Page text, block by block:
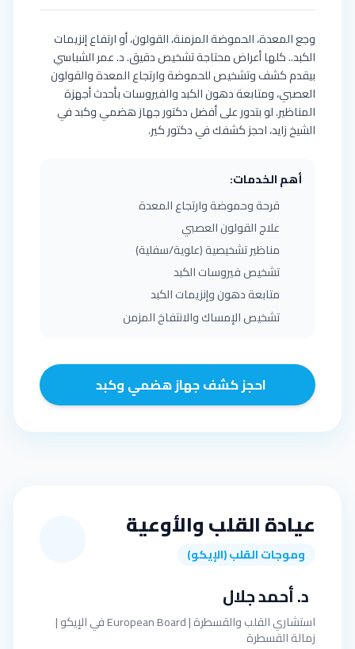
وجع المعدة، الحموضة المزمنة، القولون، أو ارتفاع إنزيمات
الكبد.. كلها أعراض محتاجة تشخيص دقيق. د. عمر الشباسي
بيقدم كشف وتشخيص للحموضة وارتجاع المعدة والقولون
العصبي، ومتابعة دهون الكبد والفيروسات بأحدث أجهزة
المناظير. لو بتدور على أفضل دكتور جهاز هضمي وكبد في
الشيخ زايد، احجز كشفك في دكتور كير.
أهم الخدمات:
قرحة وحموضة وارتجاع المعدة
علاج القولون العصبي
مناظير تشخيصية (علوية/سفلية)
تشخيص فيروسات الكبد
متابعة دهون وإنزيمات الكبد
تشخيص الإمساك والانتفاخ المزمن
احجز كشف جهاز هضمي وكبد
عيادة القلب والأوعية
وموجات القلب (الإيكو)
د. أحمد جلال
استشاري القلب والقسطرة | European Board في الإيكو |
زمالة القسطرة